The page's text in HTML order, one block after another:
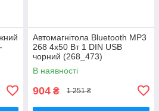
Автомагнітола Bluetooth MP3
268 4x50 Вт 1 DIN USB
чорний (268_473)
В наявності
904 ₴ 1 251 ₴